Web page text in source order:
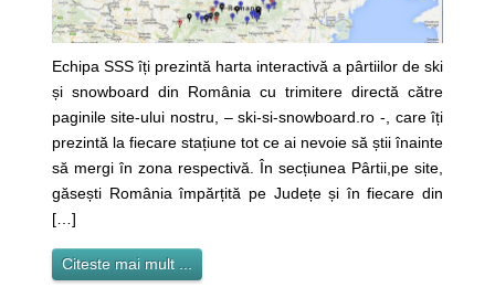
Echipa SSS îți prezintă harta interactivă a pârtiilor de ski
și snowboard din România cu trimitere directă către
paginile site-ului nostru, – ski-si-snowboard.ro -, care îți
prezintă la fiecare stațiune tot ce ai nevoie să știi înainte
să mergi în zona respectivă. În secțiunea Pârtii,pe site,
găsești România împărțită pe Județe și în fiecare din
[…]
Citeste mai mult ...